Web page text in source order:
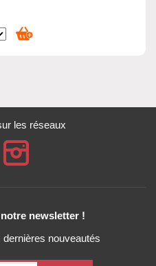
les réseaux
newsletter !
nouveautés